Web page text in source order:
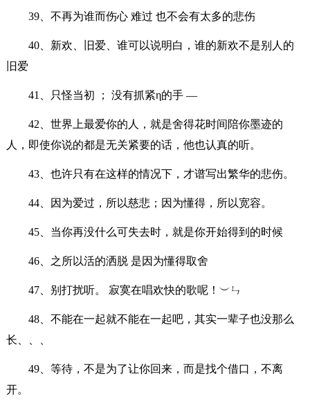
39、不再为谁而伤心 难过 也不会有太多的悲伤
40、新欢、旧爱、谁可以说明白，谁的新欢不是别人的
旧爱
41、只怪当初 ； 没有抓紧η的手 —
42、世界上最爱你的人，就是舍得花时间陪你墨迹的
人，即使你说的都是无关紧要的话，他也认真的听。
43、也许只有在这样的情况下，才谱写出繁华的悲伤。
44、因为爱过，所以慈悲；因为懂得，所以宽容。
45、当你再没什么可失去时，就是你开始得到的时候
46、之所以活的洒脱 是因为懂得取舍
47、别打扰听。 寂寞在唱欢快的歌呢！︶ㄣ
48、不能在一起就不能在一起吧，其实一辈子也没那么
长、、、
49、等待，不是为了让你回来，而是找个借口，不离
开。